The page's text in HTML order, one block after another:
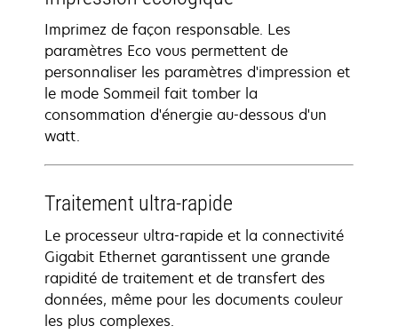
Imprimez de façon responsable. Les
paramètres Eco vous permettent de
personnaliser les paramètres d'impression et
le mode Sommeil fait tomber la
consommation d'énergie au-dessous d'un
watt.
Traitement ultra-rapide
Le processeur ultra-rapide et la connectivité
Gigabit Ethernet garantissent une grande
rapidité de traitement et de transfert des
données, même pour les documents couleur
les plus complexes.